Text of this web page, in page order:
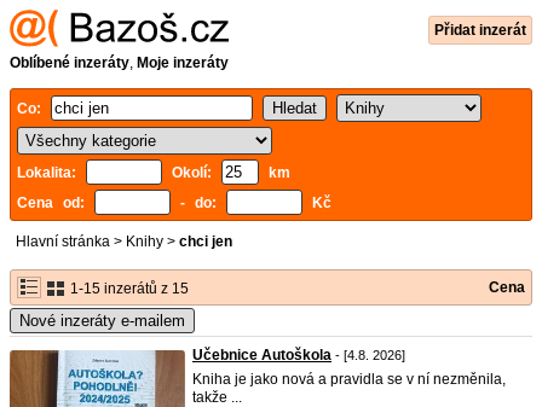
Přidat inzerát
Oblíbené inzeráty, Moje inzeráty
Co:
Lokalita: Okolí:
km
Cena od:
- do: Kč
Hlavní stránka > Knihy > chci jen
1-15 inzerátů z 15 Cena
Nové inzeráty e-mailem
Učebnice Autoškola - [4.8. 2026]
Kniha je jako nová a pravidla se v ní nezměnila,
takže ...